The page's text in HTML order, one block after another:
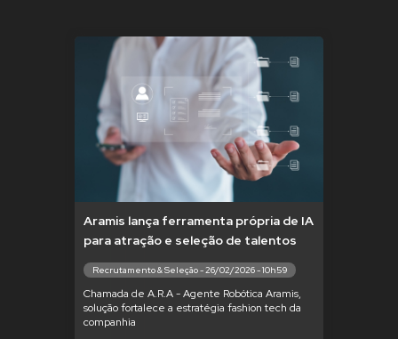
Aramis lança ferramenta própria de IA
para atração e seleção de talentos
Recrutamento & Seleção - 26/02/2026 - 10h59
Chamada de A.R.A - Agente Robótica Aramis,
solução fortalece a estratégia fashion tech da
companhia